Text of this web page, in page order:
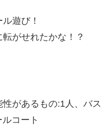
遊び！
がせれたかな！？